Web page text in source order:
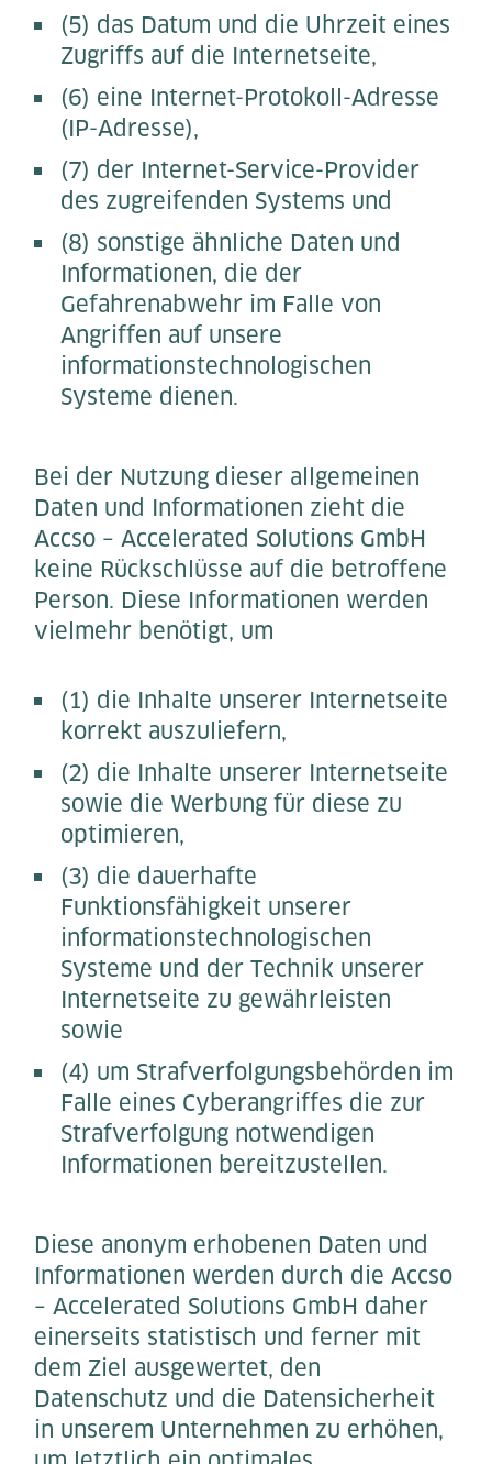
(5) das Datum und die Uhrzeit eines
Zugriffs auf die Internetseite,
(6) eine Internet-Protokoll-Adresse
(IP-Adresse),
(7) der Internet-Service-Provider
des zugreifenden Systems und
(8) sonstige ähnliche Daten und
Informationen, die der
Gefahrenabwehr im Falle von
Angriffen auf unsere
informationstechnologischen
Systeme dienen.
Bei der Nutzung dieser allgemeinen
Daten und Informationen zieht die
Accso – Accelerated Solutions GmbH
keine Rückschlüsse auf die betroffene
Person. Diese Informationen werden
vielmehr benötigt, um
(1) die Inhalte unserer Internetseite
korrekt auszuliefern,
(2) die Inhalte unserer Internetseite
sowie die Werbung für diese zu
optimieren,
(3) die dauerhafte
Funktionsfähigkeit unserer
informationstechnologischen
Systeme und der Technik unserer
Internetseite zu gewährleisten
sowie
(4) um Strafverfolgungsbehörden im
Falle eines Cyberangriffes die zur
Strafverfolgung notwendigen
Informationen bereitzustellen.
Diese anonym erhobenen Daten und
Informationen werden durch die Accso
– Accelerated Solutions GmbH daher
einerseits statistisch und ferner mit
dem Ziel ausgewertet, den
Datenschutz und die Datensicherheit
in unserem Unternehmen zu erhöhen,